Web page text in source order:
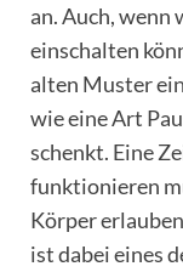
an. Auch,
einschalten
alten Muster
wie eine Art
schenkt. Eine
funktionieren
Körper
ist dabei eines